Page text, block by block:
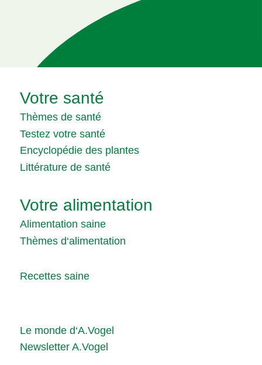
Votre santé
Thèmes de santé
Testez votre santé
Encyclopédie des plantes
Littérature de santé
Votre alimentation
Alimentation saine
Thèmes d‘alimentation
Recettes saine
Le monde d‘A.Vogel
Newsletter A.Vogel